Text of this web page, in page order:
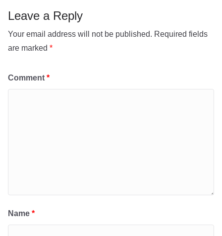
Leave a Reply
Your email address will not be published. Required fields
are marked *
Comment *
Name *